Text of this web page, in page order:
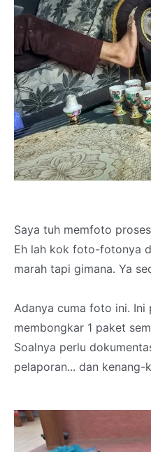
Saya tuh memfoto
Eh lah kok foto-fotonya
marah tapi gimana. Ya
Adanya cuma foto ini. Ini
membongkar 1 paket
Soalnya perlu
pelaporan... dan kenang-